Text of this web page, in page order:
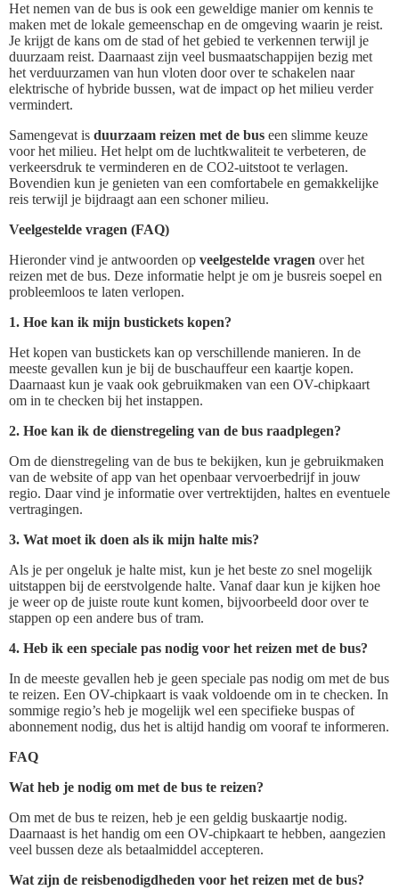
Het nemen van de bus is ook een geweldige manier om kennis te
maken met de lokale gemeenschap en de omgeving waarin je reist.
Je krijgt de kans om de stad of het gebied te verkennen terwijl je
duurzaam reist. Daarnaast zijn veel busmaatschappijen bezig met
het verduurzamen van hun vloten door over te schakelen naar
elektrische of hybride bussen, wat de impact op het milieu verder
vermindert.
Samengevat is duurzaam reizen met de bus een slimme keuze
voor het milieu. Het helpt om de luchtkwaliteit te verbeteren, de
verkeersdruk te verminderen en de CO2-uitstoot te verlagen.
Bovendien kun je genieten van een comfortabele en gemakkelijke
reis terwijl je bijdraagt aan een schoner milieu.
Veelgestelde vragen (FAQ)
Hieronder vind je antwoorden op veelgestelde vragen over het
reizen met de bus. Deze informatie helpt je om je busreis soepel en
probleemloos te laten verlopen.
1. Hoe kan ik mijn bustickets kopen?
Het kopen van bustickets kan op verschillende manieren. In de
meeste gevallen kun je bij de buschauffeur een kaartje kopen.
Daarnaast kun je vaak ook gebruikmaken van een OV-chipkaart
om in te checken bij het instappen.
2. Hoe kan ik de dienstregeling van de bus raadplegen?
Om de dienstregeling van de bus te bekijken, kun je gebruikmaken
van de website of app van het openbaar vervoerbedrijf in jouw
regio. Daar vind je informatie over vertrektijden, haltes en eventuele
vertragingen.
3. Wat moet ik doen als ik mijn halte mis?
Als je per ongeluk je halte mist, kun je het beste zo snel mogelijk
uitstappen bij de eerstvolgende halte. Vanaf daar kun je kijken hoe
je weer op de juiste route kunt komen, bijvoorbeeld door over te
stappen op een andere bus of tram.
4. Heb ik een speciale pas nodig voor het reizen met de bus?
In de meeste gevallen heb je geen speciale pas nodig om met de bus
te reizen. Een OV-chipkaart is vaak voldoende om in te checken. In
sommige regio’s heb je mogelijk wel een specifieke buspas of
abonnement nodig, dus het is altijd handig om vooraf te informeren.
FAQ
Wat heb je nodig om met de bus te reizen?
Om met de bus te reizen, heb je een geldig buskaartje nodig.
Daarnaast is het handig om een OV-chipkaart te hebben, aangezien
veel bussen deze als betaalmiddel accepteren.
Wat zijn de reisbenodigdheden voor het reizen met de bus?